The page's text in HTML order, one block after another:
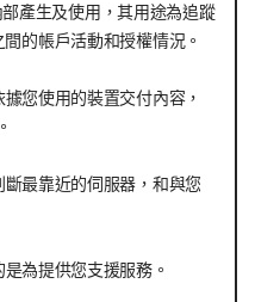
產生及使用，其用途為追蹤
的帳戶活動和授權情況。
您使用的裝置交付內容，
最靠近的伺服器，和與您
為提供您支援服務。